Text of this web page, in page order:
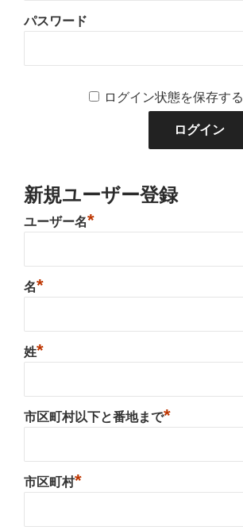
パスワード
ログイン状態を保存する
新規ユーザー登録
ユーザー名*
名*
姓*
市区町村以下と番地まで*
市区町村*